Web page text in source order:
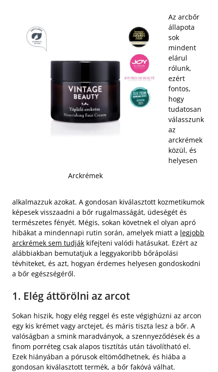
Arckrémek
Az arcbőr
állapota
sok
mindent
elárul
rólunk,
ezért
fontos,
hogy
tudatosan
válasszunk
az
arckrémek
közül, és
helyesen
alkalmazzuk azokat. A gondosan kiválasztott kozmetikumok
képesek visszaadni a bőr rugalmasságát, üdeségét és
természetes fényét. Mégis, sokan követnek el olyan apró
hibákat a mindennapi rutin során, amelyek miatt a legjobb
arckrémek sem tudják kifejteni valódi hatásukat. Ezért az
alábbiakban bemutatjuk a leggyakoribb bőrápolási
tévhiteket, és azt, hogyan érdemes helyesen gondoskodni
a bőr egészségéről.
1. Elég áttörölni az arcot
Sokan hiszik, hogy elég reggel és este végighúzni az arcon
egy kis krémet vagy arctejet, és máris tiszta lesz a bőr. A
valóságban a smink maradványok, a szennyeződések és a
finom porréteg csak alapos tisztítás után távolítható el.
Ezek hiányában a pórusok eltömődhetnek, és hiába a
gondosan kiválasztott termék, a bőr fakóvá válhat.